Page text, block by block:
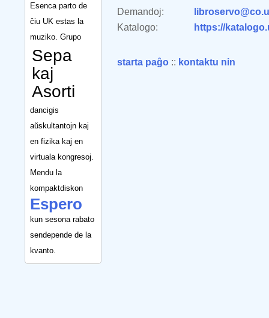
Esenca parto de
ĉiu UK estas la
muziko. Grupo
Sepa
kaj
Asorti
dancigis
aŭskultantojn kaj
en fizika kaj en
virtuala kongresoj.
Mendu la
kompaktdiskon
Espero
kun sesona rabato
sendepende de la
kvanto.
Demandoj:
Katalogo:
https://
starta paĝo :: kontaktu nin